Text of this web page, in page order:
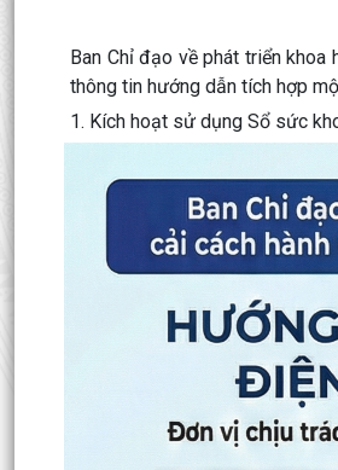
Ban Chỉ đạo về phát triển
thông tin hướng dẫn tích hợp
1. Kích hoạt sử dụng Sổ sức